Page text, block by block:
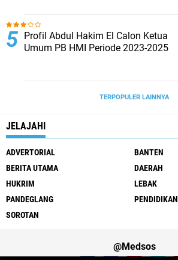
Profil Abdul Hakim El Calon Ketua
Umum PB HMI Periode 2023-2025
TERPOPULER LAINNYA
JELAJAHI
ADVERTORIAL
BANTEN
BERITA UTAMA
DAERAH
HUKRIM
LEBAK
PANDEGLANG
PENDIDIKAN
SOROTAN
@Medsos